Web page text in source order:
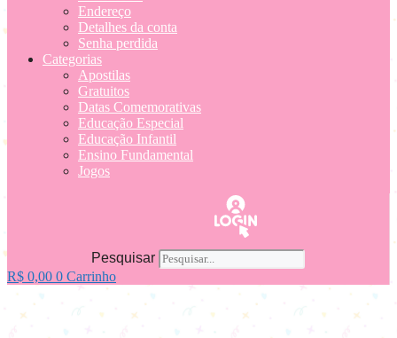
Endereço
Detalhes da conta
Senha perdida
Categorias
Apostilas
Gratuitos
Datas Comemorativas
Educação Especial
Educação Infantil
Ensino Fundamental
Jogos
Pesquisar
R$ 0,00 0 Carrinho